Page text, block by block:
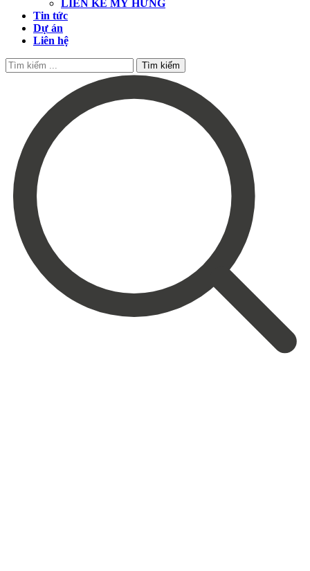
LIỀN KỀ MỸ HƯNG
Tin tức
Dự án
Liên hệ